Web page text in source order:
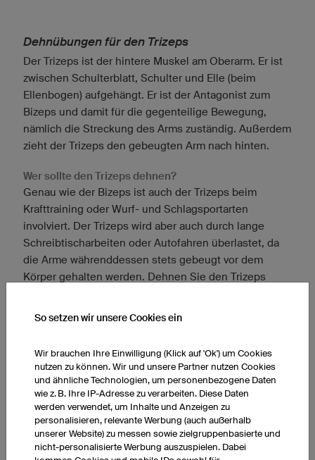
Dehnübungen für den Trizeps
Der Trizeps ist der hintere Muskel am Oberarm. Er ist
zwischen Schulterblatt, Schulter und Elle (beim
Ellenbogen) aufgehängt. Er ist der Antagonist zum
Bizeps und damit für die gegenteilige Bewegung,
nämlich die Streckung des Arms zuständig. Außerdem
zieht der Trizeps den gebeugten Arm nach hinten.
Wer sollte den Trizeps dehnen?
Genau wie der Bizeps ist auch der Trizeps beim
Krafttraining oder Wurf- und Schlagsportarten
involviert. Der Trizeps wird aber auch durch lange
Schreibtischarbeiten oder Autofahren überlastet, da
die Arme währenddessen stets gebeugt vor dem
Körper gehalten werden. Dehnen Sie den Trizeps
Wie kann man den Trizeps dehnen?
dazu führt, dass Ihre Schultern nach vorne gebeugt
sind, geht auch die Dehnung des Trizeps hinter den
Körper. Anders als beim Bizeps werden die Arme
jedoch nach oben hinten, statt seitlich nach hinten
gedehnt. Die klassische Überkopf-Dehnung des
Trizepses stellt Flex von Strong and Flex TV in seinem
So setzen wir unsere Cookies ein
Wir brauchen Ihre Einwilligung (Klick auf 'Ok') um Cookies
nutzen zu können. Wir und unsere Partner nutzen Cookies
und ähnliche Technologien, um personenbezogene Daten
wie z. B. Ihre IP-Adresse zu verarbeiten. Diese Daten
werden verwendet, um Inhalte und Anzeigen zu
personalisieren, relevante Werbung (auch außerhalb
unserer Website) zu messen sowie zielgruppenbasierte und
nicht-personalisierte Werbung auszuspielen. Dabei